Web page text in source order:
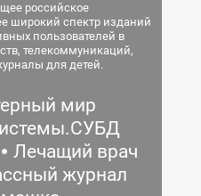
российское
широкий спектр изданий
пользователей в
телекоммуникаций,
для детей.
мир
Лечащий врач
журнал